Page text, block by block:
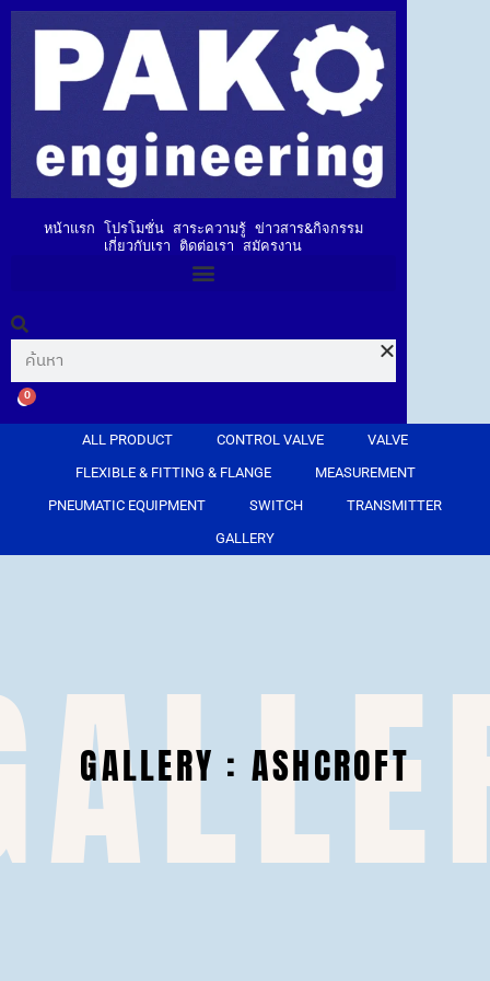
หน้าแรก โปรโมชั่น สาระความรู้ ข่าวสาร&กิจกรรม
เกี่ยวกับเรา
ติดต่อเรา สมัครงาน
0
ALL PRODUCT CONTROL VALVE
VALVE
FLEXIBLE & FITTING & FLANGE
MEASUREMENT
PNEUMATIC EQUIPMENT
SWITCH
TRANSMITTER
GALLERY
GALLERY : ASHCROFT